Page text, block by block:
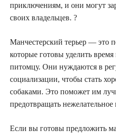
приключениям, и они могут
своих владельцев. ?
Манчестерский терьер — это
которые готовы уделить
питомцу. Они нуждаются в
социализации, чтобы стать
собаками. Это поможет им
предотвращать нежелательное
Если вы готовы предложить